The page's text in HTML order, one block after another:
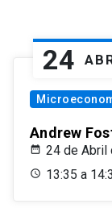
24
Andrew
24 de Abril
13:35 a